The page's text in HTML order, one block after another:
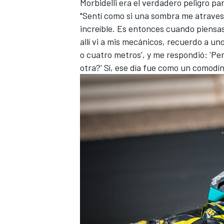
Morbidelli era el verdadero peligro
"Sentí como si una sombra me
increíble. Es entonces cuando
allí vi a mis mecánicos, recuerdo a
o cuatro metros’, y me respondió:
otra?' Sí, ese día fue como un